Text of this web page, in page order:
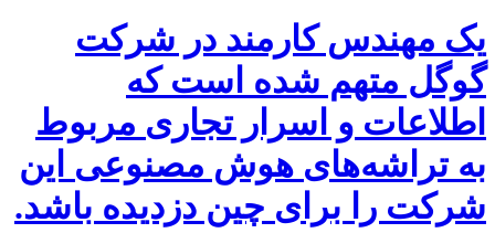
یک مهندس کارمند در شرکت
گوگل متهم شده است که
اطلاعات و اسرار تجاری مربوط
به تراشه‌های هوش مصنوعی این
شرکت را برای چین دزدیده باشد.